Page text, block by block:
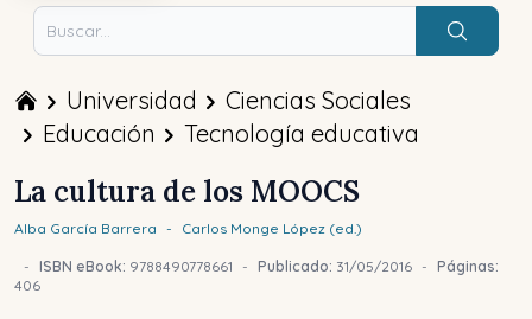
Buscar
Universidad
Ciencias Sociales
Educación
Tecnología educativa
La cultura de los MOOCS
Alba García Barrera - Carlos Monge López (ed.)
- ISBN eBook: 9788490778661 - Publicado: 31/05/2016 - Páginas:
406